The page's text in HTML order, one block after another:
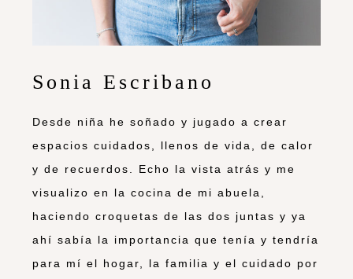
Sonia Escribano
Desde niña he soñado y jugado a crear
espacios cuidados, llenos de vida, de calor
y de recuerdos. Echo la vista atrás y me
visualizo en la cocina de mi abuela,
haciendo croquetas de las dos juntas y ya
ahí sabía la importancia que tenía y tendría
para mí el hogar, la familia y el cuidado por